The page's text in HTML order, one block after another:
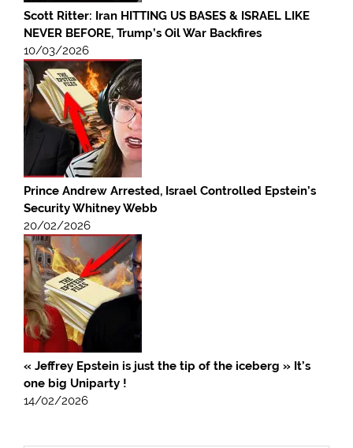
Scott Ritter: Iran HITTING US BASES & ISRAEL LIKE
NEVER BEFORE, Trump’s Oil War Backfires
10/03/2026
Prince Andrew Arrested, Israel Controlled Epstein’s
Security Whitney Webb
20/02/2026
« Jeffrey Epstein is just the tip of the iceberg » It’s
one big Uniparty !
14/02/2026